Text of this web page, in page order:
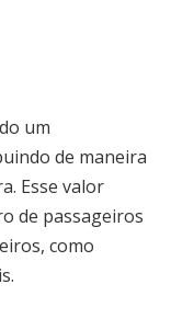
um
de maneira
Esse valor
de passageiros
como